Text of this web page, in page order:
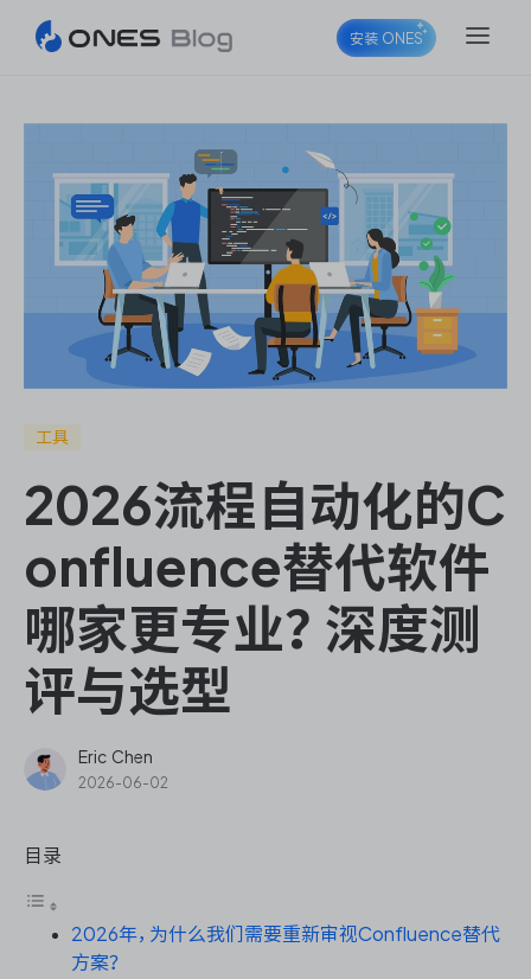
ONES Project
ONES Wiki
ONES Desk
ONES Assistant
敏捷研发管理
企业知识库管理
研发效能管理
安装 ONES
工具
2026流程自动化的C
onfluence替代软件
哪家更专业？深度测
评与选型
Eric Chen
2026-06-02
目录
2026年，为什么我们需要重新审视Confluence替代
方案？